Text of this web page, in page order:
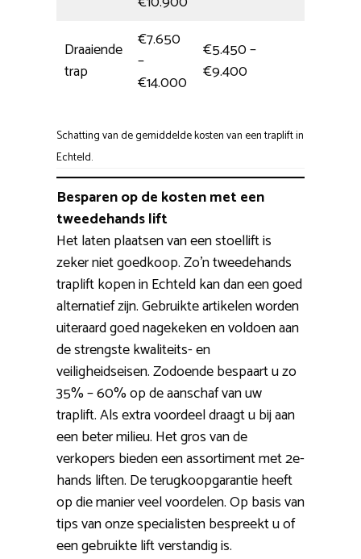
Draaiende
trap
€7.650
–
€14.000
€5.450 –
€9.400
Schatting van de gemiddelde kosten van een traplift in
Echteld.
Besparen op de kosten met een
tweedehands lift
Het laten plaatsen van een stoellift is
zeker niet goedkoop. Zo’n tweedehands
traplift kopen in Echteld kan dan een goed
alternatief zijn. Gebruikte artikelen worden
uiteraard goed nagekeken en voldoen aan
de strengste kwaliteits- en
veiligheidseisen. Zodoende bespaart u zo
35% – 60% op de aanschaf van uw
traplift. Als extra voordeel draagt u bij aan
een beter milieu. Het gros van de
verkopers bieden een assortiment met 2e-
hands liften. De terugkoopgarantie heeft
op die manier veel voordelen. Op basis van
tips van onze specialisten bespreekt u of
een gebruikte lift verstandig is.